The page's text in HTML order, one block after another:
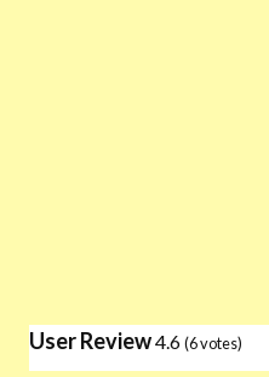
User Review4.6(6votes)